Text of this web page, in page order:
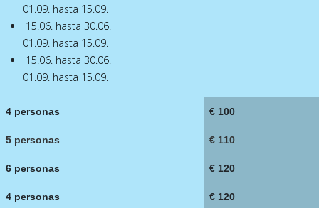
01.09. hasta 15.09.
15.06. hasta 30.06.
01.09. hasta 15.09.
15.06. hasta 30.06.
01.09. hasta 15.09.
4 personas € 100
5 personas € 110
6 personas € 120
4 personas € 120